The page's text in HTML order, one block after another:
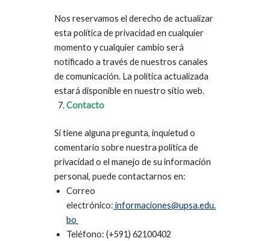
Nos reservamos el derecho de actualizar
esta política de privacidad en cualquier
momento y cualquier cambio será
notificado a través de nuestros canales
de comunicación. La política actualizada
estará disponible en nuestro sitio web.
Contacto
Si tiene alguna pregunta, inquietud o
comentario sobre nuestra política de
privacidad o el manejo de su información
personal, puede contactarnos en:
Correo
electrónico: informaciones@upsa.edu.
bo
Teléfono: (+591) 62100402